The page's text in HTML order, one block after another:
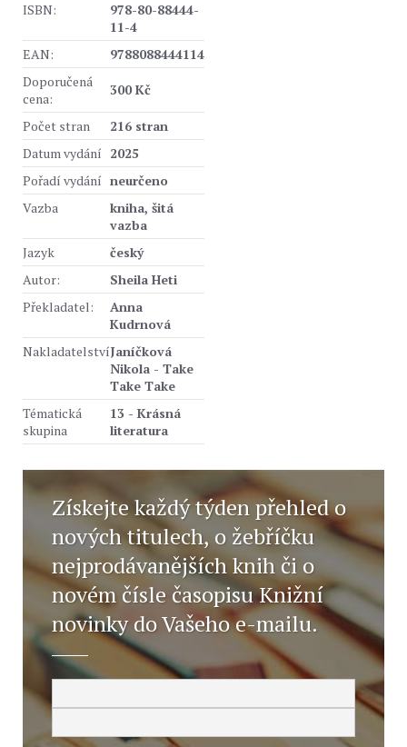
ISBN:
978-80-88444-
11-4
EAN:
9788088444114
Doporučená
cena:
300 Kč
Počet stran
216 stran
Datum vydání 2025
Pořadí vydání neurčeno
Vazba
kniha, šitá
vazba
Jazyk
český
Autor:
Sheila Heti
Překladatel:
Anna
Kudrnová
NakladatelstvíJaníčková
Nikola - Take
Take Take
Tématická
skupina
13 - Krásná
literatura
Získejte každý týden přehled o
nových titulech, o žebříčku
nejprodávanějších knih či o
novém čísle časopisu Knižní
novinky do Vašeho e-mailu.